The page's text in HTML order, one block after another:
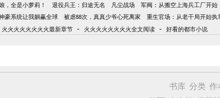
，全是小萝莉！ 退役兵王：归途无名 凡尘战场 军阀：从搬空上海兵工厂开始
豪系统让我躺赢全球 被虐88次，真真少爷心死离家 重生官场：从老干局开始执
火火火火火火火火最新章节 - 火火火火火火火火全文阅读 - 好看的都市小说
书库 分类 作